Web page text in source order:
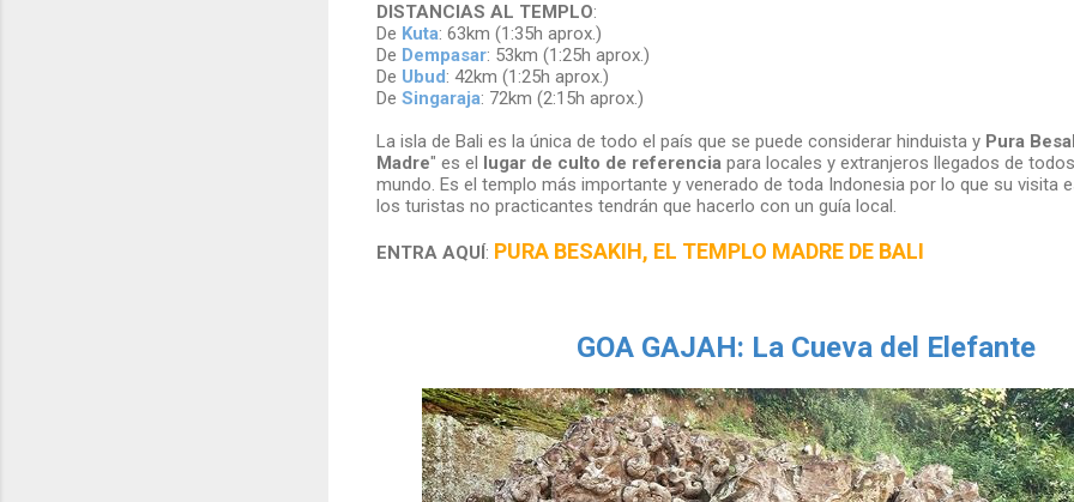
DISTANCIAS AL TEMPLO:
De Kuta: 63km (1:35h aprox.)
De Dempasar: 53km (1:25h aprox.)
De Ubud: 42km (1:25h aprox.)
De Singaraja: 72km (2:15h aprox.)
La isla de Bali es la única de todo el país que se puede considerar hinduista y Pura
Madre" es el lugar de culto de referenciapara locales y extranjeros llegados de
mundo. Es el templo más importante y venerado de toda Indonesia por lo que su visita
los turistas no practicantes tendrán que hacerlo con un guía local.
ENTRA AQUÍ: PURA BESAKIH, EL TEMPLO MADRE DE BALI
GOA GAJAH: La Cueva del Elefante